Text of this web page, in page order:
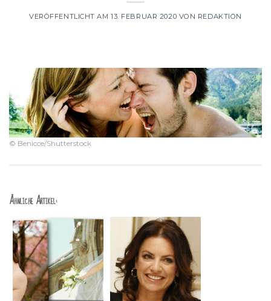
VERÖFFENTLICHT AM13. FEBRUAR 2020 VON REDAKTION
© Benicce/Shutterstock
Ähnliche Artikel: